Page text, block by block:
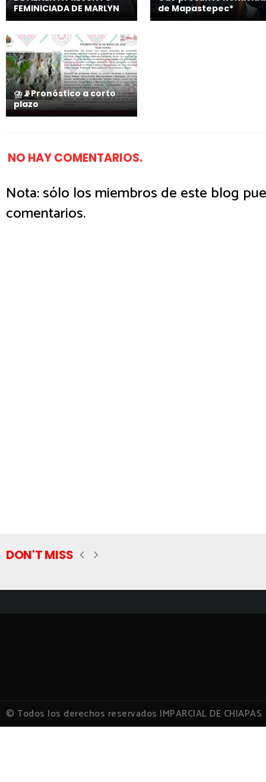
FEMINICIADA DE MARLYN
de Mapastepec*
⛈️📡Pronóstico a corto
plazo
NO HAY COMENTARIOS.
Nota: sólo los miembros de este blog
comentarios.
DON'T MISS
© Todos los derechos reservados IMPARCIAL DE CHIAPAS